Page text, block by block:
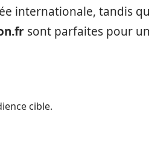
internationale, tandis
sont parfaites pour
cible.